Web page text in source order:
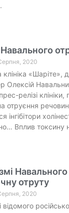
2020
клініка «Шаріте»,
Олексій
релізі
отруєння
інгібітори
Вплив токсину
отруту
2020
відомого